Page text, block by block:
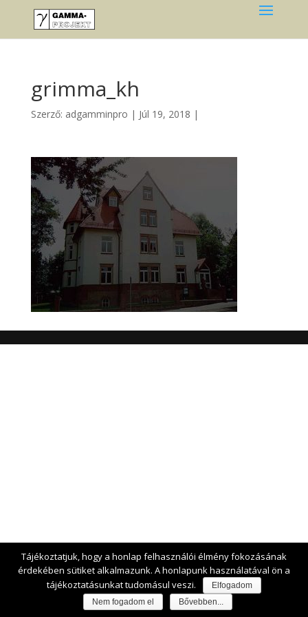
grimma_kh
Szerző: adgamminpro | Júl 19, 2018 |
Tájékoztatjuk, hogy a honlap felhasználói élmény fokozásának
érdekében sütiket alkalmazunk. A honlapunk használatával ön a
tájékoztatásunkat tudomásul veszi.
Elfogadom
Nem fogadom el
Bővebben...